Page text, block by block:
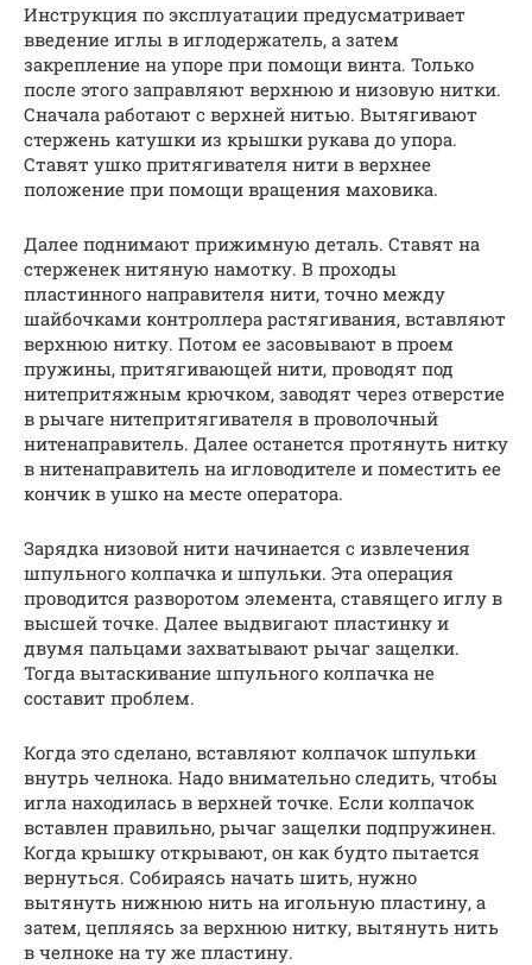
Инструкция по эксплуатации предусматривает
введение иглы в иглодержатель, а затем
закрепление на упоре при помощи винта. Только
после этого заправляют верхнюю и низовую нитки.
Сначала работают с верхней нитью. Вытягивают
стержень катушки из крышки рукава до упора.
Ставят ушко притягивателя нити в верхнее
положение при помощи вращения маховика.
Далее поднимают прижимную деталь. Ставят на
стерженек нитяную намотку. В проходы
пластинного направителя нити, точно между
шайбочками контроллера растягивания, вставляют
верхнюю нитку. Потом ее засовывают в проем
пружины, притягивающей нити, проводят под
нитепритяжным крючком, заводят через отверстие
в рычаге нитепритягивателя в проволочный
нитенаправитель. Далее останется протянуть нитку
в нитенаправитель на игловодителе и поместить ее
кончик в ушко на месте оператора.
Зарядка низовой нити начинается с извлечения
шпульного колпачка и шпульки. Эта операция
проводится разворотом элемента, ставящего иглу в
высшей точке. Далее выдвигают пластинку и
двумя пальцами захватывают рычаг защелки.
Тогда вытаскивание шпульного колпачка не
составит проблем.
Когда это сделано, вставляют колпачок шпульки
внутрь челнока. Надо внимательно следить, чтобы
игла находилась в верхней точке. Если колпачок
вставлен правильно, рычаг защелки подпружинен.
Когда крышку открывают, он как будто пытается
вернуться. Собираясь начать шить, нужно
вытянуть нижнюю нить на игольную пластину, а
затем, цепляясь за верхнюю нитку, вытянуть нить
в челноке на ту же пластину.